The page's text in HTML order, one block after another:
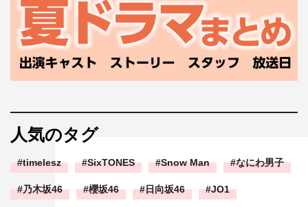
人気のタグ
timelesz SixTONES Snow Man なにわ男子
乃木坂46 櫻坂46 日向坂46 JO1